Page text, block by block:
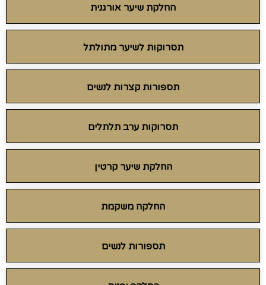
החלקת שיער אורגנית
תסרוקות לשיער מתולתל
תספורות קצרות לנשים
תסרוקות ערב תלתלים
החלקת שיער קרטין
החלקה משקמת
תספורות לנשים